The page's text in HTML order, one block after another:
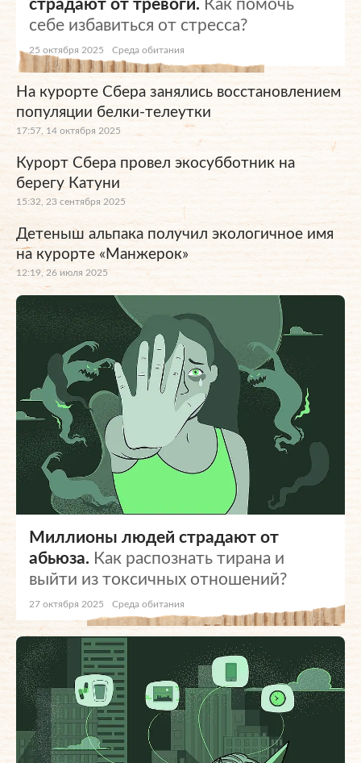
страдают от тревоги. Как помочь
себе избавиться от стресса?
25 октября 2025 Среда обитания
На курорте Сбера занялись восстановлением
популяции белки-телеутки
17:57, 14 октября 2025
Курорт Сбера провел экосубботник на
берегу Катуни
15:32, 23 сентября 2025
Детеныш альпака получил экологичное имя
на курорте «Манжерок»
12:19, 26 июля 2025
Миллионы людей страдают от
абьюза. Как распознать тирана и
выйти из токсичных отношений?
27 октября 2025 Среда обитания